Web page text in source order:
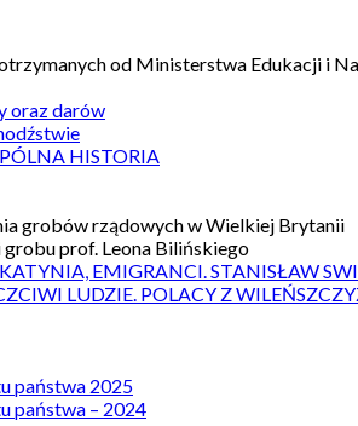
od Ministerstwa Edukacji i
oraz darów
HISTORIA
grobów rządowych w Wielkiej Brytanii
prof. Leona Bilińskiego
EMIGRANCI. STANISŁAW
LUDZIE. POLACY Z
państwa 2025
państwa – 2024